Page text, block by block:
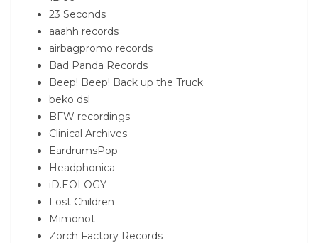
23 Seconds
aaahh records
airbagpromo records
Bad Panda Records
Beep! Beep! Back up the Truck
beko dsl
BFW recordings
Clinical Archives
EardrumsPop
Headphonica
iD.EOLOGY
Lost Children
Mimonot
Zorch Factory Records